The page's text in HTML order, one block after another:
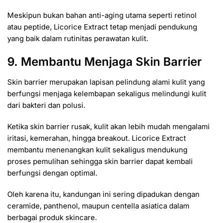
Meskipun bukan bahan anti-aging utama seperti retinol
atau peptide, Licorice Extract tetap menjadi pendukung
yang baik dalam rutinitas perawatan kulit.
9. Membantu Menjaga Skin Barrier
Skin barrier merupakan lapisan pelindung alami kulit yang
berfungsi menjaga kelembapan sekaligus melindungi kulit
dari bakteri dan polusi.
Ketika skin barrier rusak, kulit akan lebih mudah mengalami
iritasi, kemerahan, hingga breakout. Licorice Extract
membantu menenangkan kulit sekaligus mendukung
proses pemulihan sehingga skin barrier dapat kembali
berfungsi dengan optimal.
Oleh karena itu, kandungan ini sering dipadukan dengan
ceramide, panthenol, maupun centella asiatica dalam
berbagai produk skincare.